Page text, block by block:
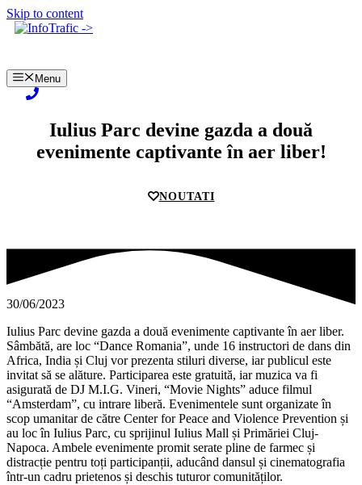
Skip to content
Menu
Iulius Parc devine gazda a două
evenimente captivante în aer liber!
NOUTATI
30/06/2023
Iulius Parc devine gazda a două evenimente captivante în aer liber.
Sâmbătă, are loc “Dance Romania”, unde 16 instructori de dans din
Africa, India și Cluj vor prezenta stiluri diverse, iar publicul este
invitat să se alăture. Participarea este gratuită, iar muzica va fi
asigurată de DJ M.I.G. Vineri, “Movie Nights” aduce filmul
“Amsterdam”, cu intrare liberă. Evenimentele sunt organizate în
scop umanitar de către Center for Peace and Violence Prevention și
au loc în Iulius Parc, cu sprijinul Iulius Mall și Primăriei Cluj-
Napoca. Ambele evenimente promit serate pline de farmec și
distracție pentru toți participanții, aducând dansul și cinematografia
într-un cadru prietenos și deschis tuturor comunităților.